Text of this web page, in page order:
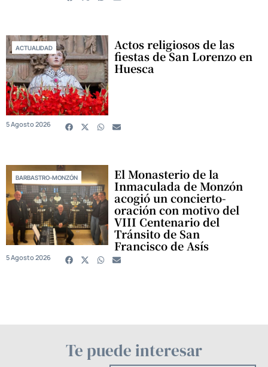
ACTUALIDAD Actos religiosos de las
fiestas de San Lorenzo en
Huesca
5 Agosto 2026
BARBASTRO-MONZÓN El Monasterio de la
Inmaculada de Monzón
acogió un concierto-
oración con motivo del
VIII Centenario del
Tránsito de San
Francisco de Asís
5 Agosto 2026
Te puede interesar